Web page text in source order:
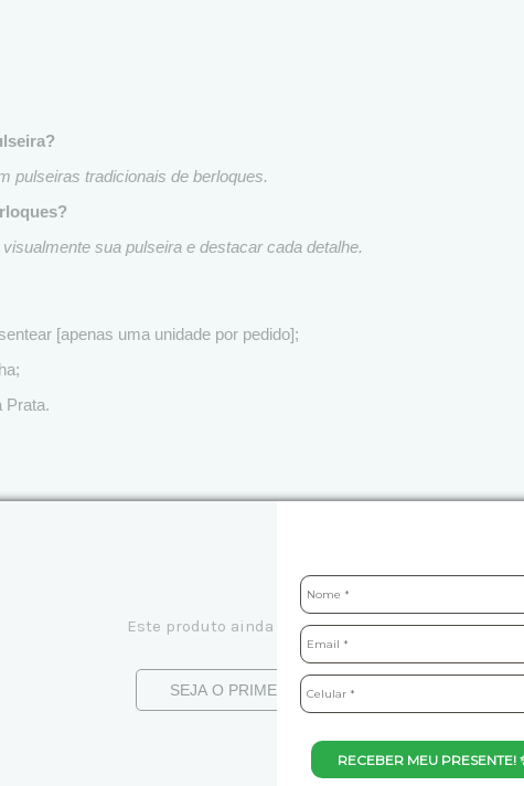
RECEBER MEU PRESENTE!
pulseiras tradicionais de berloques.
sua pulseira e destacar cada detalhe.
[apenas uma unidade por pedido];
Prata.
Este produto ainda não tem avaliações
SEJA O PRIMEIRO A AVALIAR